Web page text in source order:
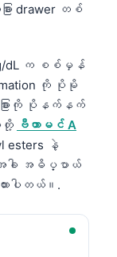
ား drawer တစ်
dL က စစ်မှန်
ကို ပိုမို
ားကို ပိုနက်နက်
တို့ ဗီတာမင် A
esters နဲ့
တဲ့အခါ အဓိပ္ပာယ်
းပါတယ်။.